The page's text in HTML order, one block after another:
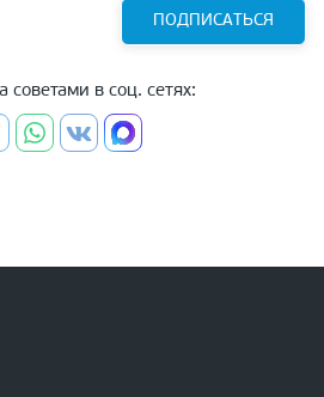
ПОДПИСАТЬСЯ
советами в соц. сетях: